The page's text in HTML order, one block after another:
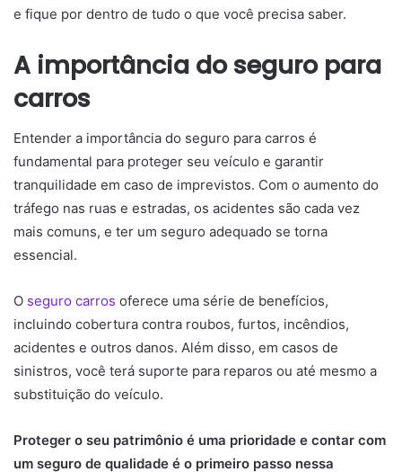
e fique por dentro de tudo o que você precisa saber.
A importância do seguro para
carros
Entender a importância do seguro para carros é
fundamental para proteger seu veículo e garantir
tranquilidade em caso de imprevistos. Com o aumento do
tráfego nas ruas e estradas, os acidentes são cada vez
mais comuns, e ter um seguro adequado se torna
essencial.
O seguro carros oferece uma série de benefícios,
incluindo cobertura contra roubos, furtos, incêndios,
acidentes e outros danos. Além disso, em casos de
sinistros, você terá suporte para reparos ou até mesmo a
substituição do veículo.
Proteger o seu patrimônio é uma prioridade e contar com
um seguro de qualidade é o primeiro passo nessa